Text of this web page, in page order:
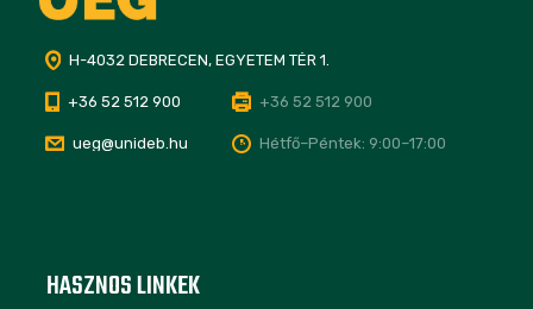
H-4032 DEBRECEN, EGYETEM TÉR 1.
+36 52 512 900 +36 52 512 900
ueg@unideb.hu Hétfő–Péntek: 9:00–17:00
HASZNOS LINKEK